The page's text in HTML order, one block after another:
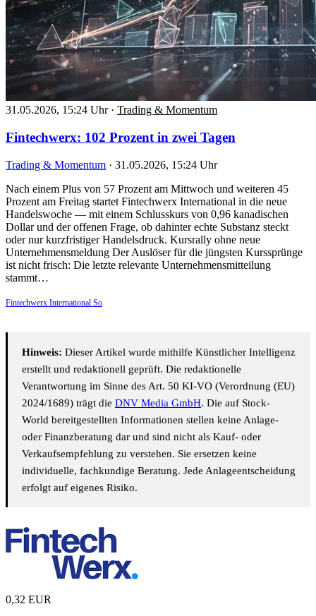
31.05.2026, 15:24 Uhr · Trading & Momentum
Fintechwerx: 102 Prozent in zwei Tagen
Trading & Momentum · 31.05.2026, 15:24 Uhr
Nach einem Plus von 57 Prozent am Mittwoch und weiteren 45
Prozent am Freitag startet Fintechwerx International in die neue
Handelswoche — mit einem Schlusskurs von 0,96 kanadischen
Dollar und der offenen Frage, ob dahinter echte Substanz steckt
oder nur kurzfristiger Handelsdruck. Kursrally ohne neue
Unternehmensmeldung Der Auslöser für die jüngsten Kurssprünge
ist nicht frisch: Die letzte relevante Unternehmensmitteilung
stammt…
Fintechwerx International So
Hinweis: Dieser Artikel wurde mithilfe Künstlicher Intelligenz
erstellt und redaktionell geprüft. Die redaktionelle
Verantwortung im Sinne des Art. 50 KI-VO (Verordnung (EU)
2024/1689) trägt die DNV Media GmbH. Die auf Stock-
World bereitgestellten Informationen stellen keine Anlage-
oder Finanzberatung dar und sind nicht als Kauf- oder
Verkaufsempfehlung zu verstehen. Sie ersetzen keine
individuelle, fachkundige Beratung. Jede Anlageentscheidung
erfolgt auf eigenes Risiko.
0,32 EUR